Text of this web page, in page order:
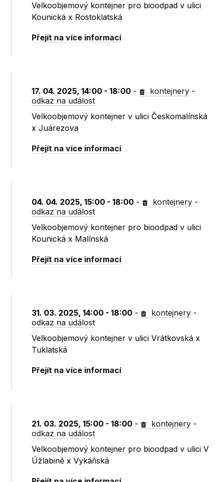
Velkoobjemový kontejner pro bioodpad v ulici
Kounická x Rostoklatská
Přejít na více informací
17. 04. 2025, 14:00 - 18:00 - kontejnery -
odkaz na událost
Velkoobjemový kontejner v ulici Českomalínská
x Juárezova
Přejít na více informací
04. 04. 2025, 15:00 - 18:00 - kontejnery -
odkaz na událost
Velkoobjemový kontejner pro bioodpad v ulici
Kounická x Malínská
Přejít na více informací
31. 03. 2025, 14:00 - 18:00 - kontejnery -
odkaz na událost
Velkoobjemový kontejner v ulici Vrátkovská x
Tuklatská
Přejít na více informací
21. 03. 2025, 15:00 - 18:00 - kontejnery -
odkaz na událost
Velkoobjemový kontejner pro bioodpad v ulici V
Úžlabině x Vykáňská